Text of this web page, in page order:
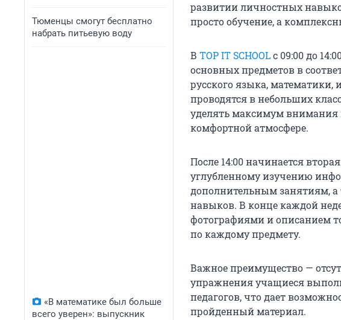
Тюменцы смогут бесплатно
набрать питьевую воду
«В математике был больше
всего уверен»: выпускник
развитии личностных
просто обучение, а
В TOP IT SCHOOLс 09:00 до
основных предметов в
русского языка,
проводятся в небольших
уделять максимум внимания
комфортной атмосфере.
После 14:00 начинается
углубленному изучению
дополнительным занятиям,
навыков. В конце каждой
фотографиями и описанием
по каждому предмету.
Важное преимущество —
упражнения учащиеся
педагогов, что дает
пройденный материал.